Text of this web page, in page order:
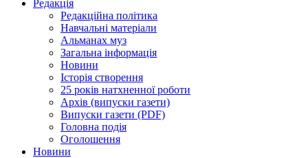
Редакція
Редакційна політика
Навчальні матеріали
Альманах муз
Загальна інформація
Новини
Історія створення
25 років натхненної роботи
Архів (випуски газети)
Випуски газети (PDF)
Головна подія
Оголошення
Новини